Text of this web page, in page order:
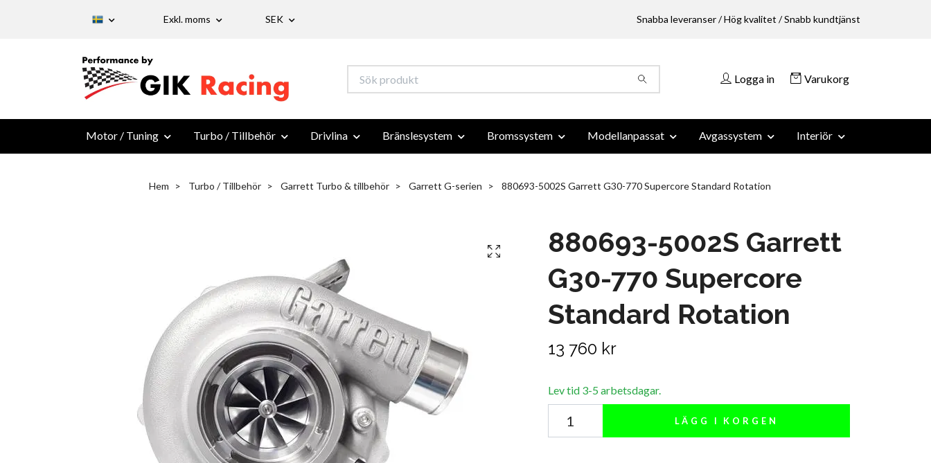
Exkl. moms SEK Snabba leveranser / Hög kvalitet / Snabb kundtjänst
Logga in Varukorg
Motor / Tuning Turbo / Tillbehör Drivlina Bränslesystem Bromssystem Modellanpassat Avgassystem Interiör
Hem Turbo / Tillbehör Garrett Turbo & tillbehör Garrett G-serien 880693-5002S Garrett G30-770 Supercore Standard Rotation
880693-5002S Garrett
G30-770 Supercore
Standard Rotation
13 760 kr
Lev tid 3-5 arbetsdagar.
LÄGG I KORGEN